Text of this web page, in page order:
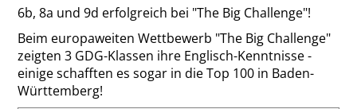
6b, 8a und 9d erfolgreich bei "The Big Challenge"!
Beim europaweiten Wettbewerb "The Big Challenge"
zeigten 3 GDG-Klassen ihre Englisch-Kenntnisse -
einige schafften es sogar in die Top 100 in Baden-
Württemberg!